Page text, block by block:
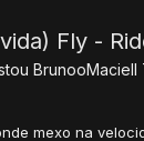
Fly -
BrunooMaciell
mexo na